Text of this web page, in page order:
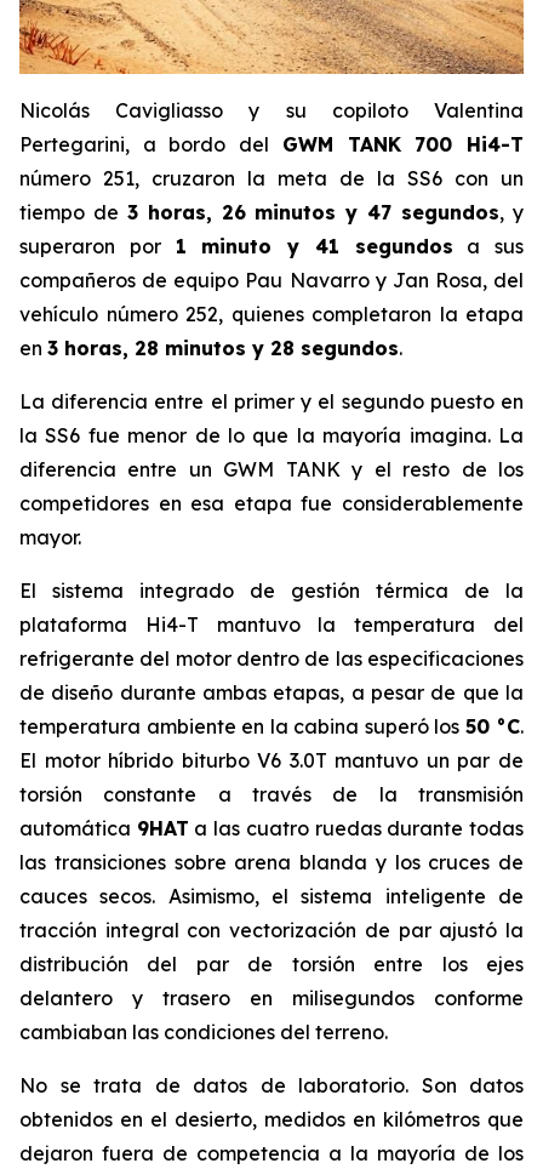
Nicolás Cavigliasso y su copiloto Valentina
Pertegarini, a bordo del GWM TANK 700 Hi4-T
número 251, cruzaron la meta de la SS6 con un
tiempo de 3 horas, 26 minutos y 47 segundos, y
superaron por 1 minuto y 41 segundos a sus
compañeros de equipo Pau Navarro y Jan Rosa, del
vehículo número 252, quienes completaron la etapa
en 3 horas, 28 minutos y 28 segundos.
La diferencia entre el primer y el segundo puesto en
la SS6 fue menor de lo que la mayoría imagina. La
diferencia entre un GWM TANK y el resto de los
competidores en esa etapa fue considerablemente
mayor.
El sistema integrado de gestión térmica de la
plataforma Hi4-T mantuvo la temperatura del
refrigerante del motor dentro de las especificaciones
de diseño durante ambas etapas, a pesar de que la
temperatura ambiente en la cabina superó los 50 °C.
El motor híbrido biturbo V6 3.0T mantuvo un par de
torsión constante a través de la transmisión
automática 9HAT a las cuatro ruedas durante todas
las transiciones sobre arena blanda y los cruces de
cauces secos. Asimismo, el sistema inteligente de
tracción integral con vectorización de par ajustó la
distribución del par de torsión entre los ejes
delantero y trasero en milisegundos conforme
cambiaban las condiciones del terreno.
No se trata de datos de laboratorio. Son datos
obtenidos en el desierto, medidos en kilómetros que
dejaron fuera de competencia a la mayoría de los